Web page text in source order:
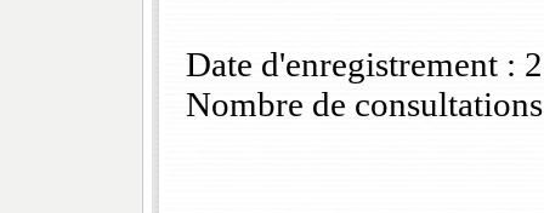
Date d'enregistrement :
Nombre de